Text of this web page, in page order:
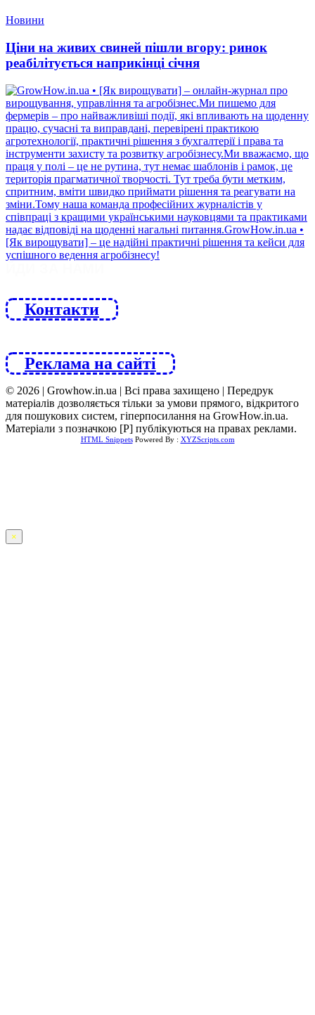
Новини
Ціни на живих свиней пішли вгору: ринок
реабілітується наприкінці січня
Контакти
Реклама на сайті
© 2026 | Growhow.in.ua | Всі права захищено | Передрук
матеріалів дозволяється тільки за умови прямого, відкритого
для пошукових систем, гіперпосилання на GrowHow.in.ua.
Матеріали з позначкою [Р] публікуються на правах реклами.
HTML SnippetsPowered By : XYZScripts.com
×